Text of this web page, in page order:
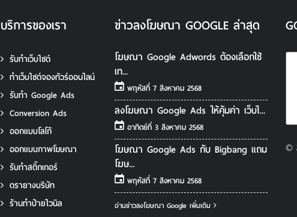
บริการของเรา
รับทำเว็บไซต์
ทําเว็บไซต์จองทัวร์ออนไลน์
รับทํา Google Ads
Conversion Ads
ออกแบบโลโก้
ออกแบบภาพโฆษณา
รับทําสติ๊กเกอร์
ตรายางบริษัท
ร้านทำป้ายไวนิล
ข่าวลงโฆษณา GOOGLE ล่าสุด
โฆษณา Google Adwords ต้องเลือกใช้
เท...
พฤหัสที่ 7 สิงหาคม 2568
ลงโฆษณา Google Ads ให้คุ้มค่า เว็บไ...
อาทิตย์ที่ 3 สิงหาคม 2568
โฆษณา Google Ads กับ Bigbang แถม
โฆษ...
พฤหัสที่ 7 สิงหาคม 2568
อ่านข่าวลงโฆษณา Google เพิ่มเติม
©